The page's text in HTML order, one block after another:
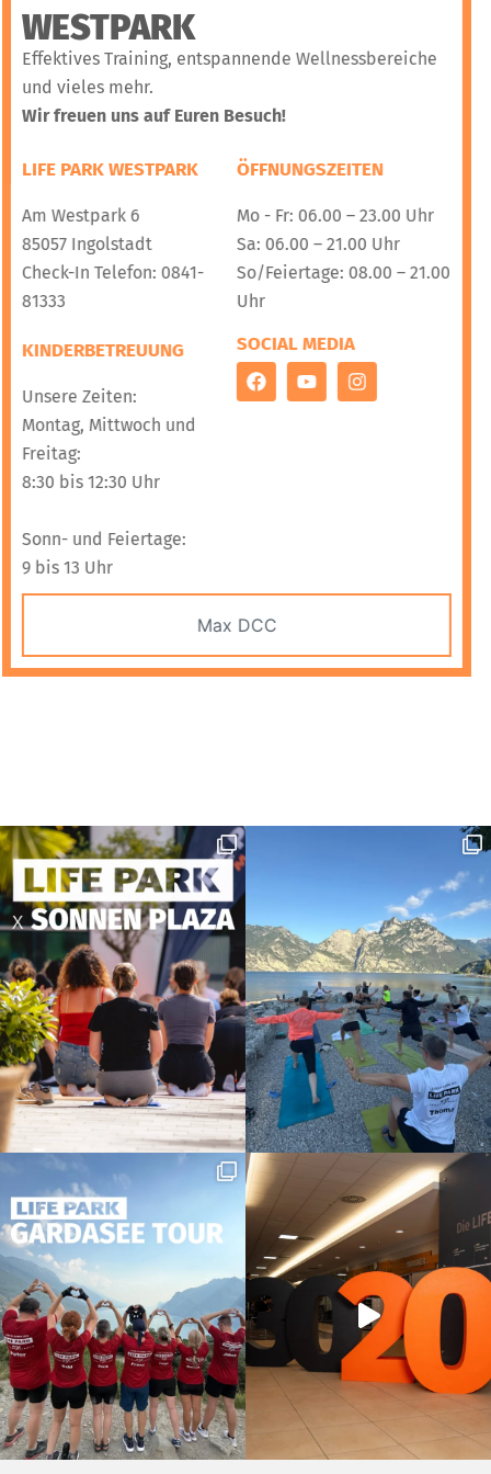
Max DCC
WESTPARK
Effektives Training, entspannende Wellnessbereiche
und vieles mehr.
Wir freuen uns auf Euren Besuch!
LIFE PARK WESTPARK
Am Westpark 6
85057 Ingolstadt
Check-In Telefon: 0841-
81333
ÖFFNUNGSZEITEN
Mo - Fr: 06.00 – 23.00 Uhr
Sa: 06.00 – 21.00 Uhr
So/Feiertage: 08.00 – 21.00
Uhr
KINDERBETREUUNG
Unsere Zeiten:
Montag, Mittwoch und
Freitag:
8:30 bis 12:30 Uhr
Sonn- und Feiertage:
9 bis 13 Uhr
SOCIAL MEDIA